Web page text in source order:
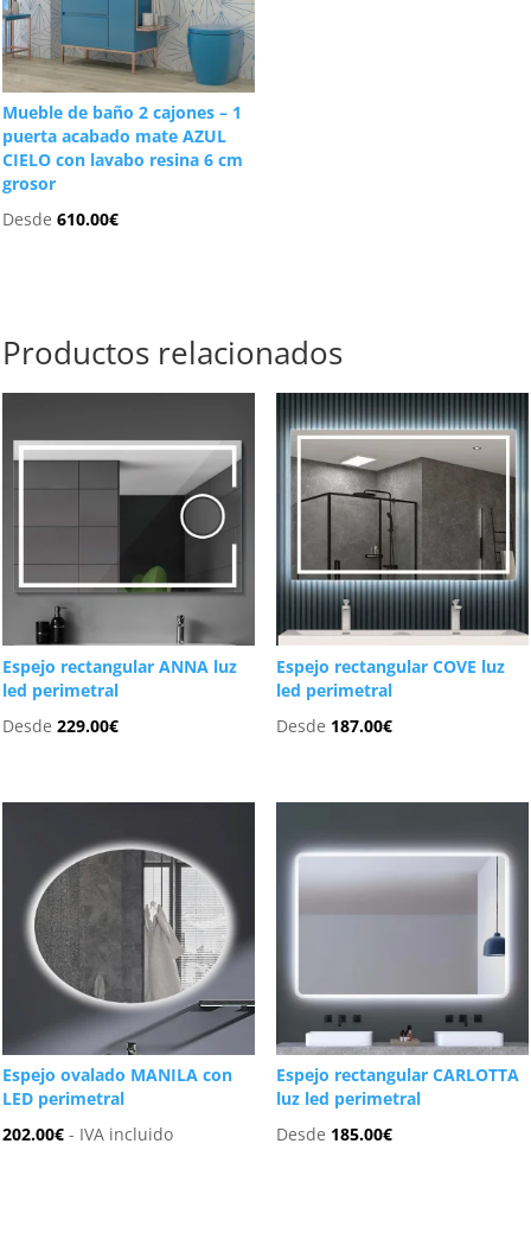
Mueble de baño 2 cajones – 1
puerta acabado mate AZUL
CIELO con lavabo resina 6 cm
grosor
Desde610.00€
Productos relacionados
Espejo rectangular ANNA luz
led perimetral
Desde229.00€
Espejo rectangular COVE luz
led perimetral
Desde 187.00€
Espejo ovalado MANILA con
LED perimetral
202.00€ - IVA incluido
Espejo rectangular CARLOTTA
luz led perimetral
Desde 185.00€